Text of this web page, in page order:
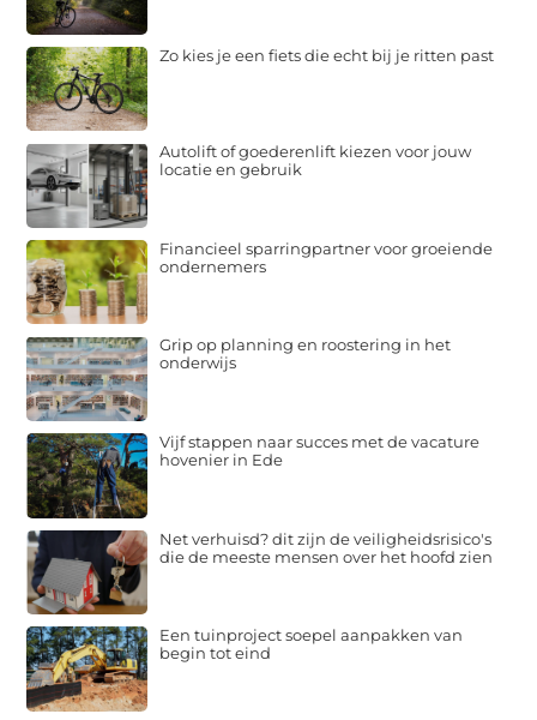
Zo kies je een fiets die echt bij je ritten past
Autolift of goederenlift kiezen voor jouw
locatie en gebruik
Financieel sparringpartner voor groeiende
ondernemers
Grip op planning en roostering in het
onderwijs
Vijf stappen naar succes met de vacature
hovenier in Ede
Net verhuisd? dit zijn de veiligheidsrisico's
die de meeste mensen over het hoofd zien
Een tuinproject soepel aanpakken van
begin tot eind